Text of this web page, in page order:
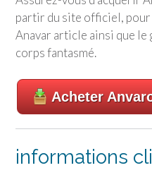
partir du site officiel,
Anavar article ainsi que
corps fantasmé.
Acheter
informations